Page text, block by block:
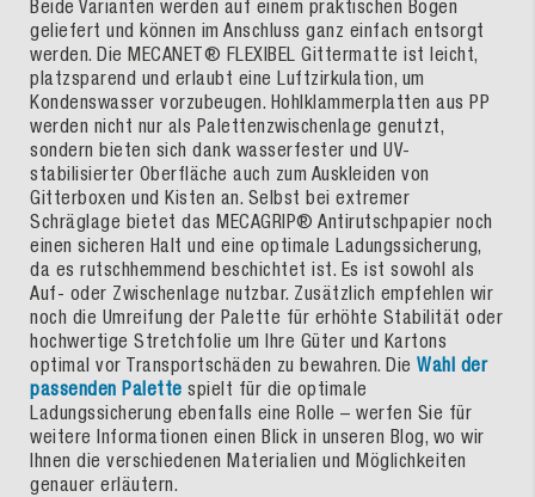
Beide Varianten werden auf einem praktischen Bogen
geliefert und können im Anschluss ganz einfach entsorgt
werden. Die MECANET® FLEXIBEL Gittermatte ist leicht,
platzsparend und erlaubt eine Luftzirkulation, um
Kondenswasser vorzubeugen. Hohlklammerplatten aus PP
werden nicht nur als Palettenzwischenlage genutzt,
sondern bieten sich dank wasserfester und UV-
stabilisierter Oberfläche auch zum Auskleiden von
Gitterboxen und Kisten an. Selbst bei extremer
Schräglage bietet das MECAGRIP® Antirutschpapier noch
einen sicheren Halt und eine optimale Ladungssicherung,
da es rutschhemmend beschichtet ist. Es ist sowohl als
Auf- oder Zwischenlage nutzbar. Zusätzlich empfehlen wir
noch die Umreifung der Palette für erhöhte Stabilität oder
hochwertige Stretchfolie um Ihre Güter und Kartons
optimal vor Transportschäden zu bewahren. Die Wahl der
passenden Palette spielt für die optimale
Ladungssicherung ebenfalls eine Rolle – werfen Sie für
weitere Informationen einen Blick in unseren Blog, wo wir
Ihnen die verschiedenen Materialien und Möglichkeiten
genauer erläutern.